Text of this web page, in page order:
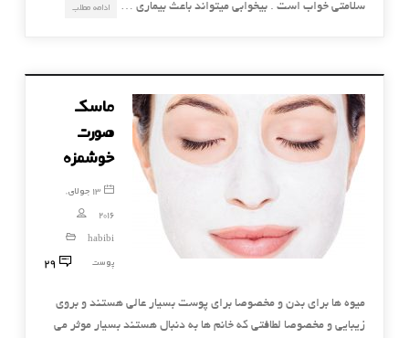
سلامتی خواب است . بیخوابی میتواند باعث بیماری …
ادامه مطلب
ماسک
صورت
خوشمزه
13 جولای,
2016
habibi
پوست
29
میوه ها برای بدن و مخصوصا برای پوست بسیار عالی هستند و بروی
زیبایی و مخصوصا لطافتی که خانم ها به دنبال هستند بسیار موثر می